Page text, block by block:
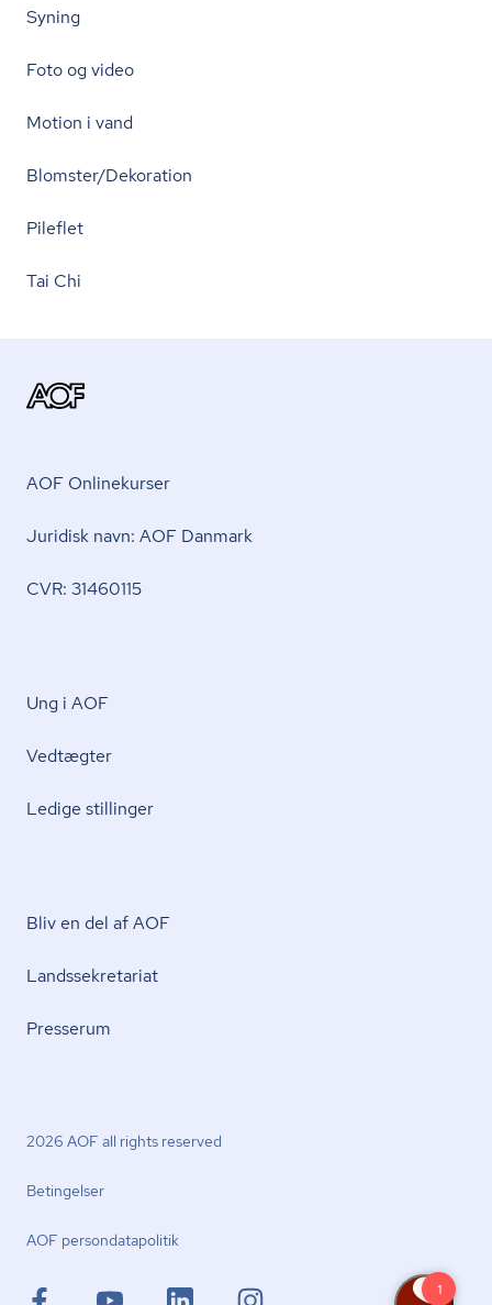
Syning
Foto og video
Motion i vand
Blomster/Dekoration
Pileflet
Tai Chi
AOF Onlinekurser
Juridisk navn: AOF Danmark
CVR: 31460115
Ung i AOF
Vedtægter
Ledige stillinger
Bliv en del af AOF
Lands­se­kre­ta­ri­at
Presserum
2026 AOF all rights reserved
Betingelser
AOF per­son­da­ta­po­li­tik